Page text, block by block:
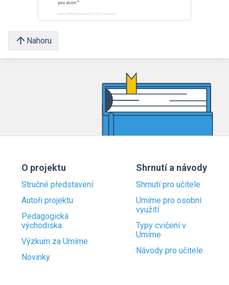
Nahoru
O projektu
Stručné představení
Autoři projektu
Pedagogická
východiska
Výzkum za Umíme
Novinky
Shrnutí a návody
Shrnutí pro učitele
Umíme pro osobní
využití
Typy cvičení v
Umíme
Návody pro učitele